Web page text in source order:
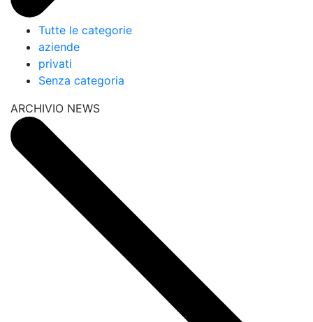
Tutte le categorie
aziende
privati
Senza categoria
ARCHIVIO NEWS